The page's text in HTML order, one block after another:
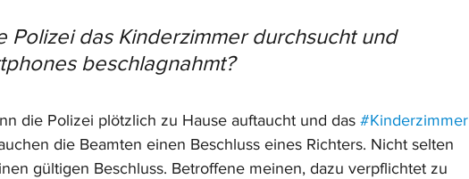
Polizei das Kinderzimmer durchsucht und
beschlagnahmt?
die Polizei plötzlich zu Hause auftaucht und das #Kinderzimmer
die Beamten einen Beschluss eines Richters. Nicht selten
gültigen Beschluss. Betroffene meinen, dazu verpflichtet zu